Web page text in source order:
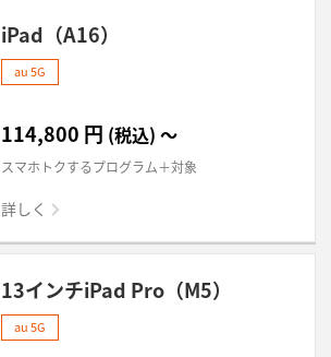
iPad（A16）
au 5G
114,800 円 (税込) ～
スマホトクするプログラム＋対象
詳しく
13インチiPad Pro（M5）
au 5G